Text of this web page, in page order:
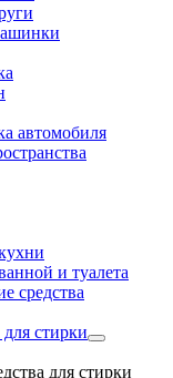
автомобиля
и туалета
средства
стирки
для стирки